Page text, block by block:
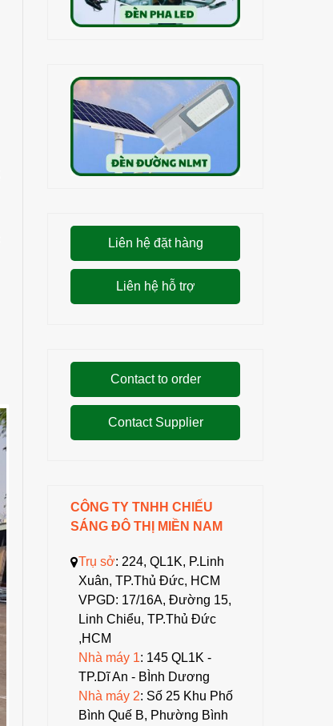
Liên hệ đặt hàng
Liên hệ hỗ trợ
Contact to order
Contact Supplier
CÔNG TY TNHH CHIẾU
SÁNG ĐÔ THỊ MIỀN NAM
Trụ sở: 224, QL1K, P.Linh
Xuân, TP.Thủ Đức, HCM
VPGD: 17/16A, Đường 15,
Linh Chiểu, TP.Thủ Đức
,HCM
Nhà máy 1: 145 QL1K -
TP.Dĩ An - BÌnh Dương
Nhà máy 2: Số 25 Khu Phố
Bình Quế B, Phường Bình